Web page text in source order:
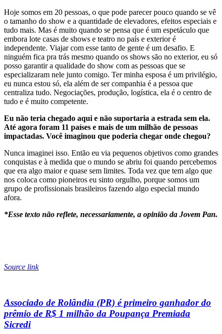
Hoje somos em 20 pessoas, o que pode parecer pouco quando se vê
o tamanho do show e a quantidade de elevadores, efeitos especiais e
tudo mais. Mas é muito quando se pensa que é um espetáculo que
embora lote casas de shows e teatro no país e exterior é
independente. Viajar com esse tanto de gente é um desafio. E
ninguém fica pra trás mesmo quando os shows são no exterior, eu só
posso garantir a qualidade do show com as pessoas que se
especializaram nele junto comigo. Ter minha esposa é um privilégio,
eu nunca estou só, ela além de ser companhia é a pessoa que
centraliza tudo. Negociações, produção, logística, ela é o centro de
tudo e é muito competente.
Eu não teria chegado aqui e não suportaria a estrada sem ela.
Até agora foram 11 países e mais de um milhão de pessoas
impactadas. Você imaginou que poderia chegar onde chegou?
Nunca imaginei isso. Então eu via pequenos objetivos como grandes
conquistas e à medida que o mundo se abriu foi quando percebemos
que era algo maior e quase sem limites. Toda vez que tem algo que
nos coloca como pioneiros eu sinto orgulho, porque somos um
grupo de profissionais brasileiros fazendo algo especial mundo
afora.
*Esse texto não reflete, necessariamente, a opinião da Jovem Pan.
Source link
Associado de Rolândia (PR) é primeiro ganhador do
prêmio de R$ 1 milhão da Poupança Premiada
Sicredi